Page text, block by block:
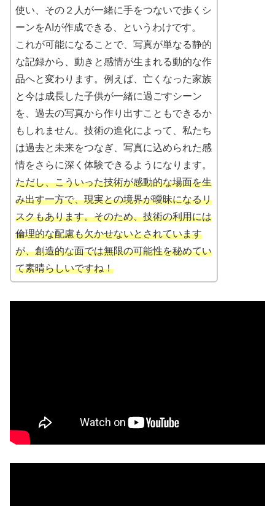
使い、その２人が一緒に手をつないで歩くシ
ーンをAIが作成できる、というわけです。
これが可能になることで、写真が単なる静的
な記録から、動きと感情が生まれる動的な作
品へと変わります。例えば、亡くなった家族
と今は成長した子供が一緒に過ごすシーン
を、過去の写真から作り出すこともできるか
もしれません。技術の進化によって、私たち
は過去と未来をつなぎ、写真に込められた感
情をさらに深く体験できるようになります。
ただし、こういった技術が感動的な場面を生
み出す一方で、現実との境界が曖昧になるリ
スクもあります。そのため、技術の利用には
倫理的な配慮も欠かせないとされています
が、創造的な面では無限の可能性を秘めてい
て素晴らしいですね！